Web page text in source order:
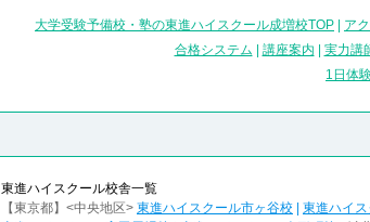
大学受験予備校・塾の東進ハイスクール成増校TOP ア
合格システム
講座案内 実力講
1日体
東進ハイスクール校舎一覧
【東京都】<中央地区> 東進ハイスクール市ヶ谷校 東進ハイ